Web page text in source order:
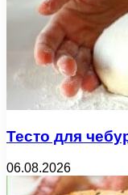
Тесто для
06.08.2026